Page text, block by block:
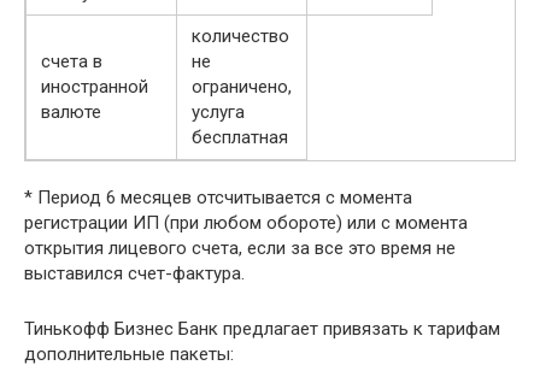
счета в
иностранной
валюте
количество
не
ограничено,
услуга
бесплатная
* Период 6 месяцев отсчитывается с момента
регистрации ИП (при любом обороте) или с момента
открытия лицевого счета, если за все это время не
выставился счет-фактура.
Тинькофф Бизнес Банк предлагает привязать к тарифам
дополнительные пакеты: